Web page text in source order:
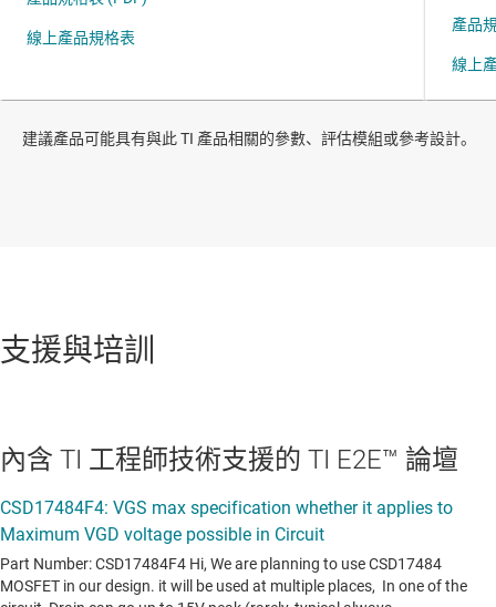
建議產品可能具有與此 TI 產品相關的參數、評估模組或參考設計。
支援與培訓
內含 TI 工程師技術支援的 TI E2E™ 論壇